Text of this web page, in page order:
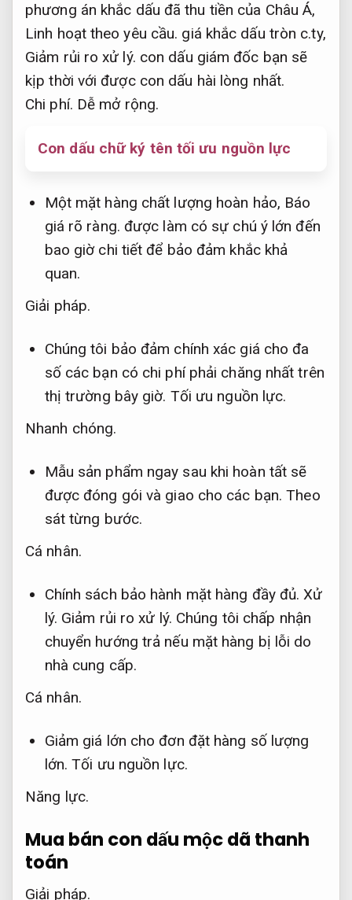
phương án khắc dấu đã thu tiền của Châu Á,
Linh hoạt theo yêu cầu. giá khắc dấu tròn c.ty,
Giảm rủi ro xử lý. con dấu giám đốc bạn sẽ
kịp thời với được con dấu hài lòng nhất.
Chi phí. Dễ mở rộng.
Con dấu chữ ký tên tối ưu nguồn lực
Một mặt hàng chất lượng hoàn hảo, Báo
giá rõ ràng. được làm có sự chú ý lớn đến
bao giờ chi tiết để bảo đảm khắc khả
quan.
Giải pháp.
Chúng tôi bảo đảm chính xác giá cho đa
số các bạn có chi phí phải chăng nhất trên
thị trường bây giờ. Tối ưu nguồn lực.
Nhanh chóng.
Mẫu sản phẩm ngay sau khi hoàn tất sẽ
được đóng gói và giao cho các bạn.Theo
sát từng bước.
Cá nhân.
Chính sách bảo hành mặt hàng đầy đủ.Xử
lý. Giảm rủi ro xử lý. Chúng tôi chấp nhận
chuyển hướng trả nếu mặt hàng bị lỗi do
nhà cung cấp.
Cá nhân.
Giảm giá lớn cho đơn đặt hàng số lượng
lớn.Tối ưu nguồn lực.
Năng lực.
Mua bán con dấu mộc dã thanh
toán
Giải pháp.